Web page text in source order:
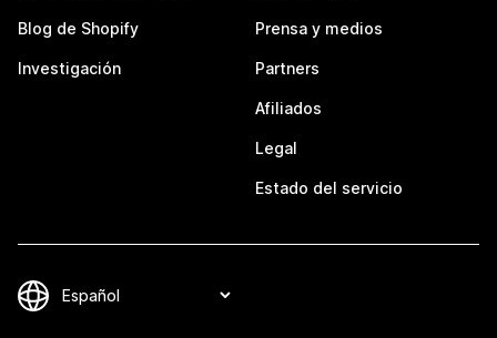
Blog de Shopify
Investigación
Prensa y medios
Partners
Afiliados
Legal
Estado del servicio